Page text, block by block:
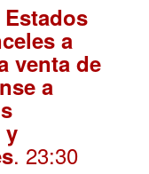
a
venta de
a
y
. 23:30